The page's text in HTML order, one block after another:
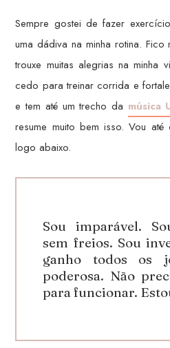
Sempre gostei de fazer
uma dádiva na minha rotina.
trouxe muitas alegrias na
cedo para treinar corrida e
e tem até um trecho da música
resume muito bem isso. Vou
logo abaixo.
Sou imparável.
sem freios. Sou
ganho todos os
poderosa. Não
para funcionar.